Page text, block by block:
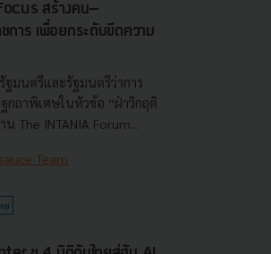
สร้างคน–
าร เพื่อยกระดับขีดความ
มนตรีและรัฐมนตรีว่าการ
กถาพิเศษในหัวข้อ “ฝ่าวิกฤติ
The INTANIA Forum...
Team
ย